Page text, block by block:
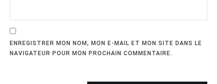
ENREGISTRER MON NOM, MON E-MAIL ET MON SITE DANS LE
NAVIGATEUR POUR MON PROCHAIN COMMENTAIRE.